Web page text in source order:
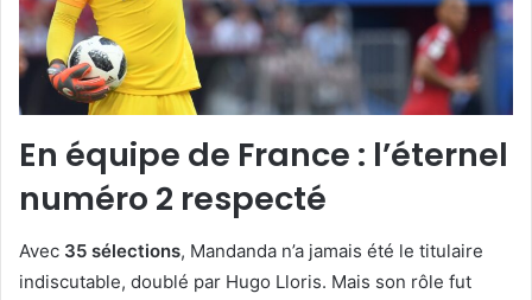
En équipe de France : l’éternel
numéro 2 respecté
Avec 35 sélections, Mandanda n’a jamais été le titulaire
indiscutable, doublé par Hugo Lloris. Mais son rôle fut